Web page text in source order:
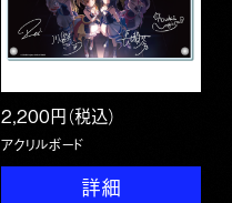
2,200円（税込）
アクリルボード
詳細